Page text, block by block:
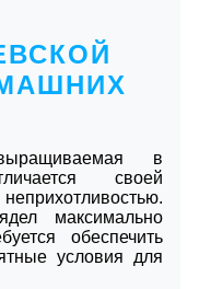
в
своей
максимально
обеспечить
условия для